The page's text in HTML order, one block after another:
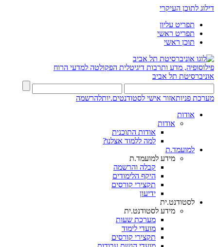
דילוג לתוכן העיקרי
תפריט עליון
תפריט ראשי
תוכן ראשי
פילוסופיה, מדע ותרבות דיגיטלית הפקולטה למדעי הרוח
אוניברסיטת תל אביב
מערכת פניותאזור אישי לסטודנטים.יותלהרשמה
אודות
אודות
אודות התוכנית
למה ללמוד אצלנו?
למועמד.ת
מידע למועמד.ת
קבלה והרשמה
היקף הלימודים
תקצירי קורסים
ידיעון
לסטודנט.ית
מידע לסטודנט.ית
מערכת שעות
מועדי לימוד
תקצירי קורסים